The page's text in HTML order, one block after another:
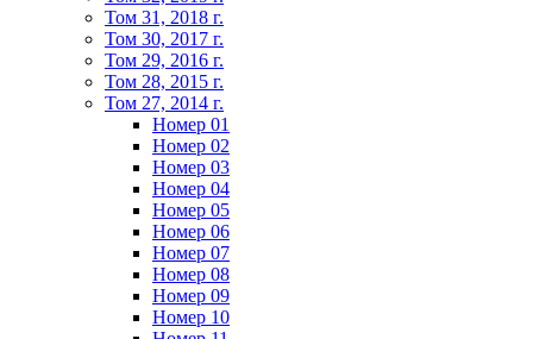
Том 31, 2018 г.
Том 30, 2017 г.
Том 29, 2016 г.
Том 28, 2015 г.
Том 27, 2014 г.
Номер 01
Номер 02
Номер 03
Номер 04
Номер 05
Номер 06
Номер 07
Номер 08
Номер 09
Номер 10